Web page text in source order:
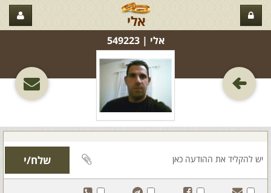
אלי
אלי‏ | 549223